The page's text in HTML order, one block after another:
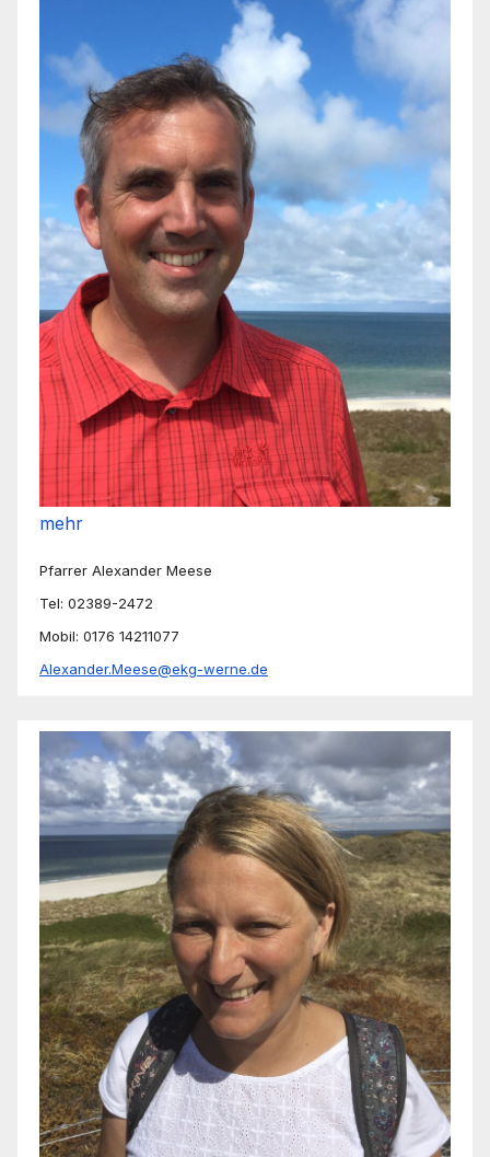
mehr
Pfarrer Alexander Meese
Tel: 02389-2472
Mobil: 0176 14211077
Alexander.Meese@ekg-werne.de